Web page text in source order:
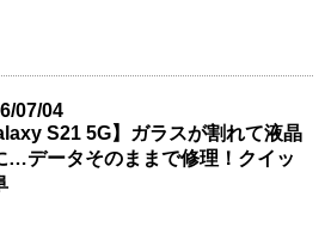
07/04
S21 5G】ガラスが割れて液晶
…データそのままで修理！クイッ